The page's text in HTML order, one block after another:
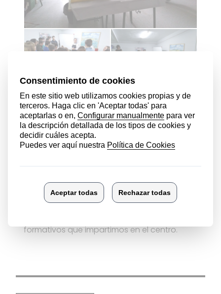
Durante esta semana el profesorado del
formativos que impartimos en el centro.